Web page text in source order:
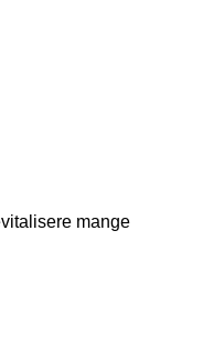
mange